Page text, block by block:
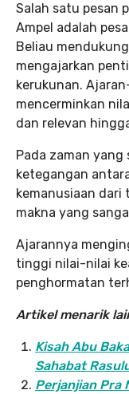
Salah satu pesan
Ampel adalah
Beliau
mengajarkan
kerukunan.
mencerminkan
dan relevan
Pada zaman
ketegangan
kemanusiaan dari
makna yang
Ajarannya
tinggi nilai-nilai
penghormatan
Artikel menarik
Kisah Abu
Sahabat
Perjanjian Pra